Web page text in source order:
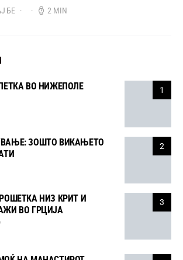
БЕ 2 MIN
1
ВО НИЖЕПОЛЕ
2
ЗОШТО ВИКАЊЕТО
3
НИЗ КРИТ И
ВО ГРЦИЈА